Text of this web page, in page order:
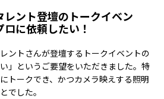
レント登壇のトークイベン
に依頼したい！
ントさんが登壇するトークイベントの
」というご要望をいただきました。特
トークでき、かつカメラ映えする照明
でした。